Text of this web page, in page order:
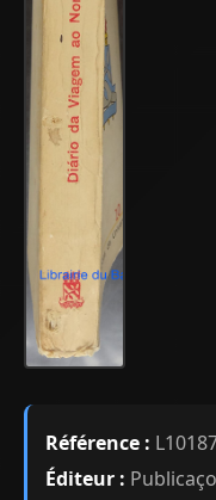
Référence :
Éditeur :